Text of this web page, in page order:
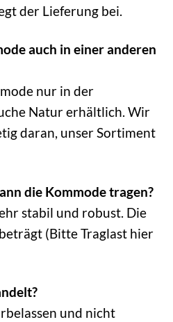
der Lieferung bei.
auch in einer anderen
nur in der
Natur erhältlich. Wir
daran, unser Sortiment
die Kommode tragen?
stabil und robust. Die
(Bitte Traglast hier
und nicht